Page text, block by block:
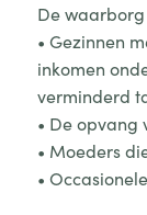
De
• Gezinnen
inkomen
verminderd
• De opvang
• Moeders
•